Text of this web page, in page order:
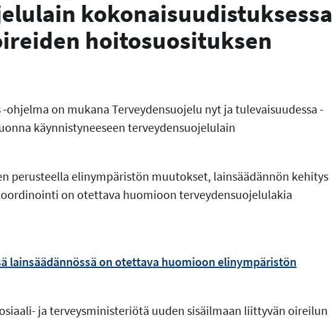
kokonaisuudistuksessa
hoitosuosituksen
ohjelma on mukana Terveydensuojelu nyt ja tulevaisuudessa -
käynnistyneeseen terveydensuojelulain
perusteella elinympäristön muutokset, lainsäädännön kehitys
on otettava huomioon terveydensuojelulakia
lainsäädännössä on otettava huomioon elinympäristön
ja terveysministeriötä uuden sisäilmaan liittyvän oireilun